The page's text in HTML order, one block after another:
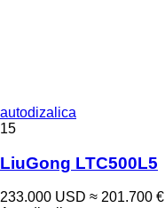
autodizalica
15
LiuGong LTC500L5
233.000 USD ≈ 201.700 €